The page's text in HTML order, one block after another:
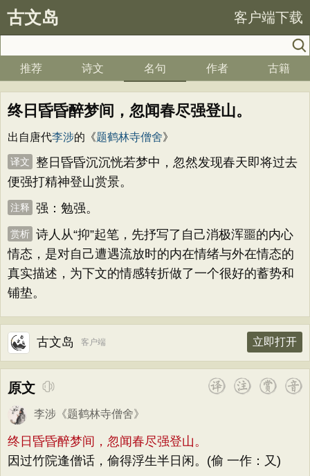
古文岛 客户端下载
推荐 诗文 名句 作者 古籍
终日昏昏醉梦间，忽闻春尽强登山。
出自唐代李涉的《题鹤林寺僧舍》
译文
整日昏昏沉沉恍若梦中，忽然发现春天即将过去
便强打精神登山赏景。
注释 强：勉强。
赏析 诗人从“抑”起笔，先抒写了自己消极浑噩的内心
情态，是对自己遭遇流放时的内在情绪与外在情态的
真实描述，为下文的情感转折做了一个很好的蓄势和
铺垫。
古文岛 客户端 立即打开
原文
李涉 《题鹤林寺僧舍》
终日昏昏醉梦间，忽闻春尽强登山。
因过竹院逢僧话，偷得浮生半日闲。(偷 一作：又)